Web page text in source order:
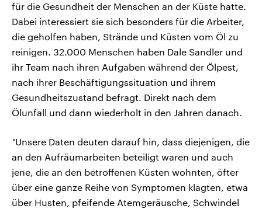
für die Gesundheit der Menschen an der Küste hatte.
Dabei interessiert sie sich besonders für die Arbeiter,
die geholfen haben, Strände und Küsten vom Öl zu
reinigen. 32.000 Menschen haben Dale Sandler und
ihr Team nach ihren Aufgaben während der Ölpest,
nach ihrer Beschäftigungssituation und ihrem
Gesundheitszustand befragt. Direkt nach dem
Ölunfall und dann wiederholt in den Jahren danach.
"Unsere Daten deuten darauf hin, dass diejenigen, die
an den Aufräumarbeiten beteiligt waren und auch
jene, die an den betroffenen Küsten wohnten, öfter
über eine ganze Reihe von Symptomen klagten, etwa
über Husten, pfeifende Atemgeräusche, Schwindel